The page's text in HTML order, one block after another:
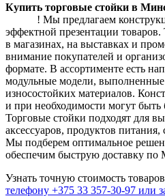
Купить торговые стойки в
! Мы предлагаем
эффектной презентации
в магазинах, на выставках и
внимание покупателей и
формате. В ассортименте есть
модульные модели,
износостойких материалов.
и при необходимости могут
Торговые стойки подходят для
аксессуаров, продуктов
Мы подберем оптимальное
обеспечим быструю доставку по
Узнать точную стоимость
телефону +375 33 357-30-97 или